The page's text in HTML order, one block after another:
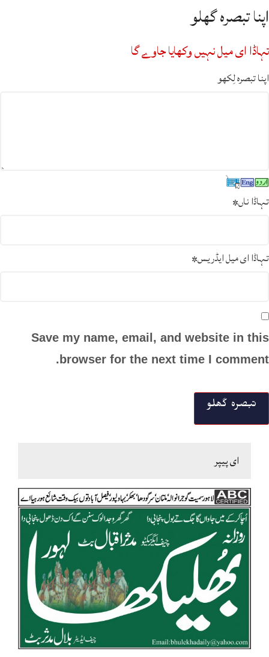
اپنا تبصرہ گھلو
تہاڈا ای میل نہیں وکھایا جاوے گا
اپنا تبصرہ لِکھو
تہاڈا ناں*
تہاڈا ای میل ایڈریس*
Save my name, email, and website in this
browser for the next time I comment.
ای پیپر